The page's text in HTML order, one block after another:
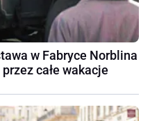
w Fabryce Norblina
całe wakacje